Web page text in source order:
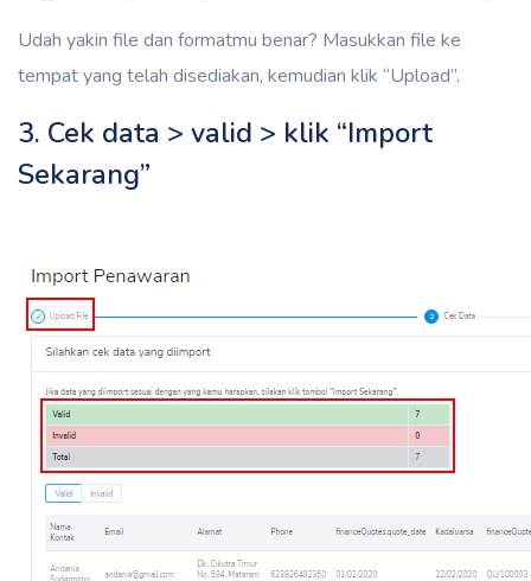
Udah yakin file dan formatmu benar? Masukkan file ke
tempat yang telah disediakan, kemudian klik “Upload”.
3. Cek data > valid > klik “Import
Sekarang”